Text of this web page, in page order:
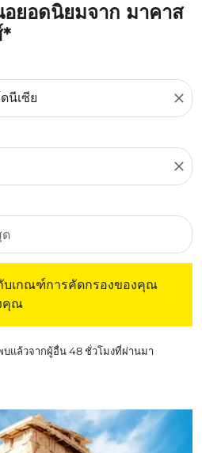
อยอดนิยมจาก มาคาส
close
close
บเกณฑ์การคัดกรองของคุณ
คุณ
แล้วจากผู้อื่น 48 ชั่วโมงที่ผ่านมา